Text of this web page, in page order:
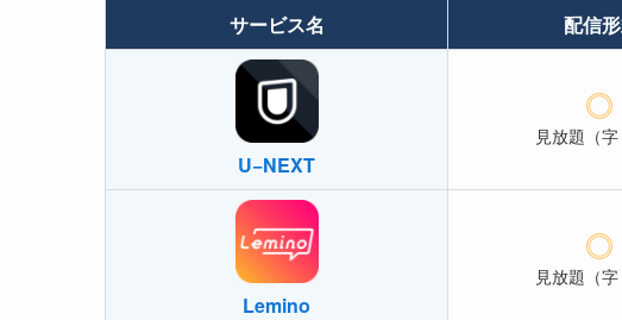
サービス名 配信
U−NEXT
見放題（字
Lemino
見放題（字